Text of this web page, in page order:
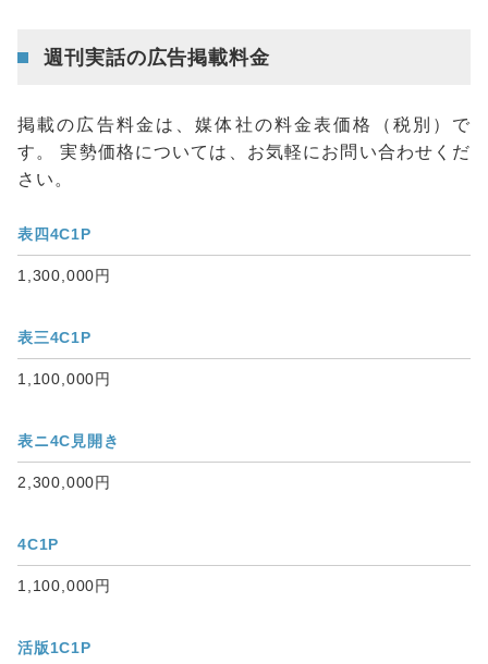
週刊実話の広告掲載料金
掲載の広告料金は、媒体社の料金表価格（税別）で
す。 実勢価格については、お気軽にお問い合わせくだ
さい。
表四4C1P
1,300,000円
表三4C1P
1,100,000円
表ニ4C見開き
2,300,000円
4C1P
1,100,000円
活版1C1P